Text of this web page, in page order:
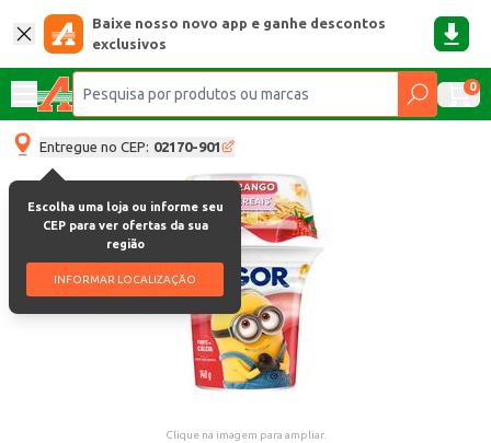
Baixe nosso novo app e ganhe descontos
exclusivos
0
Entregue no CEP: 02170-901
Escolha uma loja ou informe seu
CEP para ver ofertas da sua
região
INFORMAR LOCALIZAÇÃO
Clique na imagem para ampliar.